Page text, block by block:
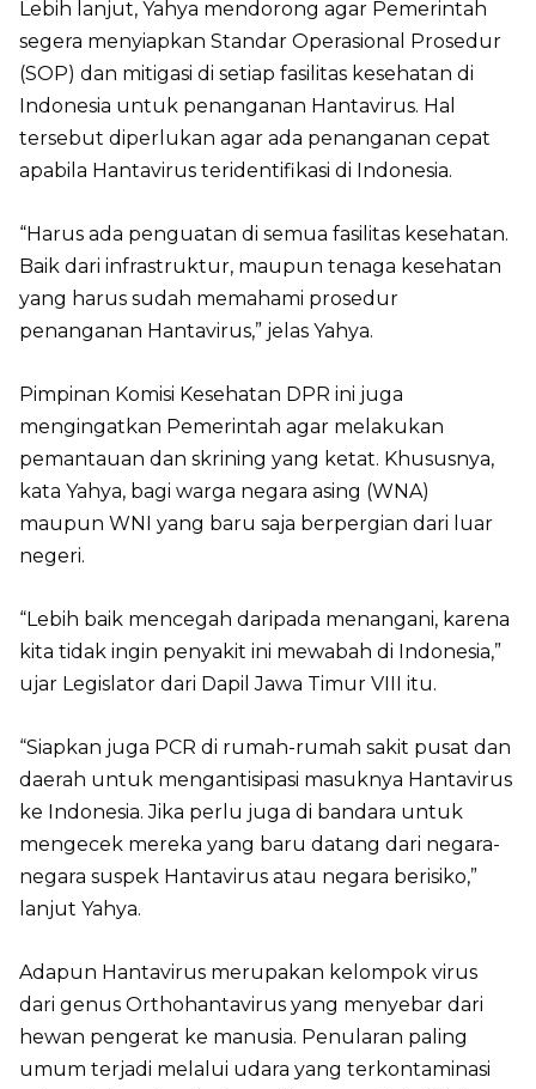
Lebih lanjut, Yahya mendorong agar Pemerintah
segera menyiapkan Standar Operasional Prosedur
(SOP) dan mitigasi di setiap fasilitas kesehatan di
Indonesia untuk penanganan Hantavirus. Hal
tersebut diperlukan agar ada penanganan cepat
apabila Hantavirus teridentifikasi di Indonesia.
“Harus ada penguatan di semua fasilitas kesehatan.
Baik dari infrastruktur, maupun tenaga kesehatan
yang harus sudah memahami prosedur
penanganan Hantavirus,” jelas Yahya.
Pimpinan Komisi Kesehatan DPR ini juga
mengingatkan Pemerintah agar melakukan
pemantauan dan skrining yang ketat. Khususnya,
kata Yahya, bagi warga negara asing (WNA)
maupun WNI yang baru saja berpergian dari luar
negeri.
“Lebih baik mencegah daripada menangani, karena
kita tidak ingin penyakit ini mewabah di Indonesia,”
ujar Legislator dari Dapil Jawa Timur VIII itu.
“Siapkan juga PCR di rumah-rumah sakit pusat dan
daerah untuk mengantisipasi masuknya Hantavirus
ke Indonesia. Jika perlu juga di bandara untuk
mengecek mereka yang baru datang dari negara-
negara suspek Hantavirus atau negara berisiko,”
lanjut Yahya.
Adapun Hantavirus merupakan kelompok virus
dari genus Orthohantavirus yang menyebar dari
hewan pengerat ke manusia. Penularan paling
umum terjadi melalui udara yang terkontaminasi